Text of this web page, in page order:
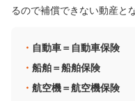
るので補償できない動産と
自動車＝自動車保険
船舶＝船舶保険
航空機＝航空機保険